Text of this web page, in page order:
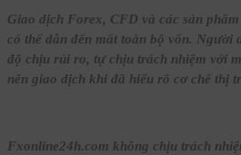
Giao dịch Forex, CFD và các sản
có thể dẫn đến mất toàn bộ vốn. Người
độ chịu rủi ro, tự chịu trách nhiệm với
nên giao dịch khi đã hiểu rõ cơ chế thị
Fxonline24h.com không chịu trách